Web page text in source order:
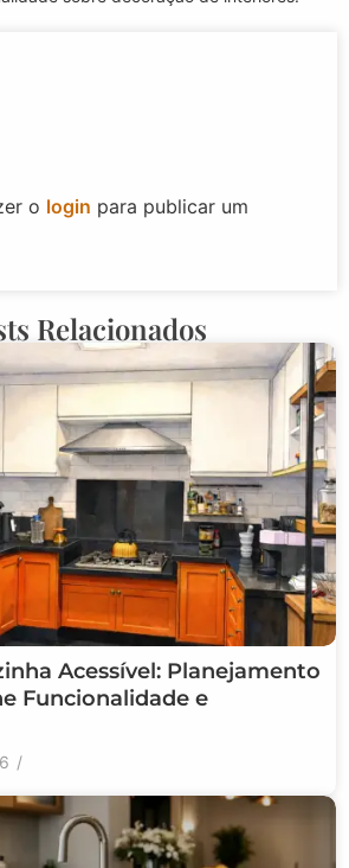
o login para publicar um
Relacionados
Acessível: Planejamento
Funcionalidade e
/